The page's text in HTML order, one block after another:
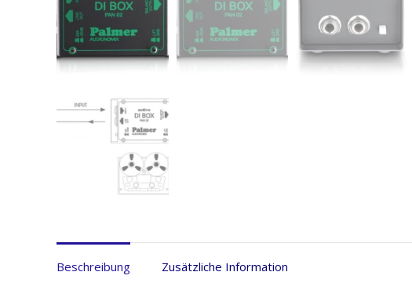
Beschreibung Zusätzliche Information